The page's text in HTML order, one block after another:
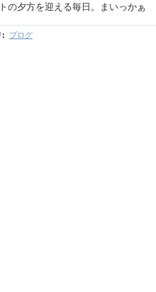
の夕方を迎える毎日。まいっかぁ
: ブログ